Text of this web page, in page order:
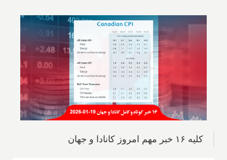
کلیه ۱۶ خبر مهم امروز کانادا و جهان